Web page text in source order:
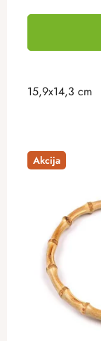
15,9x14,3 cm
Akcija